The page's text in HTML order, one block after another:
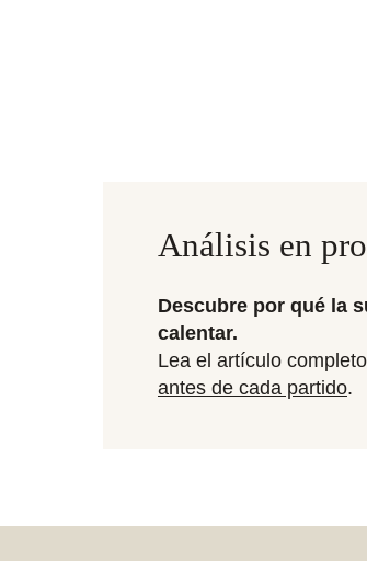
Análisis en
Descubre por qué la
calentar.
Lea el artículo
antes de cada partido.